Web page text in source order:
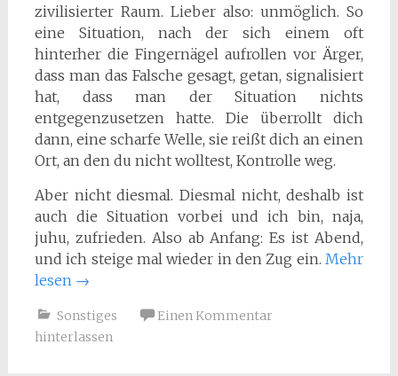
zivilisierter Raum. Lieber also: unmöglich. So
eine Situation, nach der sich einem oft
hinterher die Fingernägel aufrollen vor Ärger,
dass man das Falsche gesagt, getan, signalisiert
hat, dass man der Situation nichts
entgegenzusetzen hatte. Die überrollt dich
dann, eine scharfe Welle, sie reißt dich an einen
Ort, an den du nicht wolltest, Kontrolle weg.
Aber nicht diesmal. Diesmal nicht, deshalb ist
auch die Situation vorbei und ich bin, naja,
juhu, zufrieden. Also ab Anfang: Es ist Abend,
und ich steige mal wieder in den Zug ein. Mehr
lesen →
Sonstiges
Einen Kommentar
hinterlassen